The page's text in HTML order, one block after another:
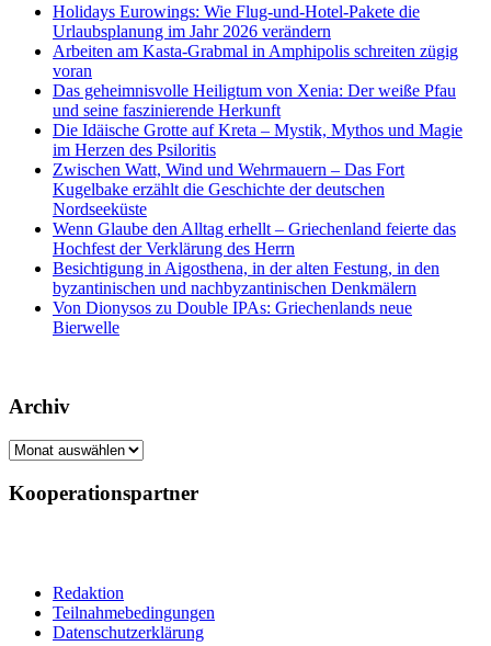
Holidays Eurowings: Wie Flug-und-Hotel-Pakete die
Urlaubsplanung im Jahr 2026 verändern
Arbeiten am Kasta-Grabmal in Amphipolis schreiten zügig
voran
Das geheimnisvolle Heiligtum von Xenia: Der weiße Pfau
und seine faszinierende Herkunft
Die Idäische Grotte auf Kreta – Mystik, Mythos und Magie
im Herzen des Psiloritis
Zwischen Watt, Wind und Wehrmauern – Das Fort
Kugelbake erzählt die Geschichte der deutschen
Nordseeküste
Wenn Glaube den Alltag erhellt – Griechenland feierte das
Hochfest der Verklärung des Herrn
Besichtigung in Aigosthena, in der alten Festung, in den
byzantinischen und nachbyzantinischen Denkmälern
Von Dionysos zu Double IPAs: Griechenlands neue
Bierwelle
Archiv
Archiv
Kooperationspartner
Redaktion
Teilnahmebedingungen
Datenschutzerklärung